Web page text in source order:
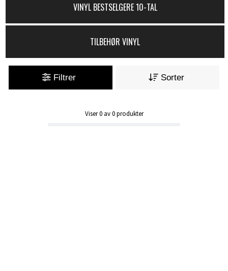
VINYL BESTSELGERE 10-TAL
TILBEHØR VINYL
Filtrer Sorter
Viser0av0produkter